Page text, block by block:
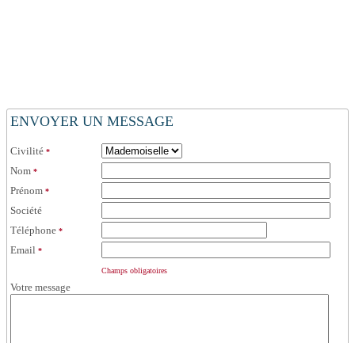
ENVOYER UN MESSAGE
Civilité *
Nom *
Prénom *
Société
Téléphone *
Email *
Champs obligatoires
Votre message